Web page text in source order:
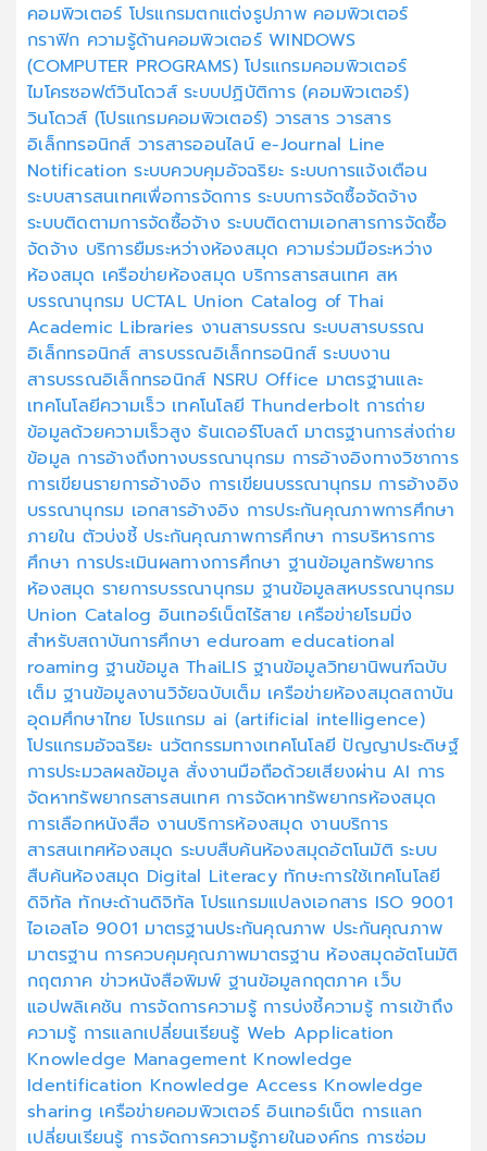
คอมพิวเตอร์ โปรแกรมตกแต่งรูปภาพ คอมพิวเตอร์
กราฟิก ความรู้ด้านคอมพิวเตอร์ WINDOWS
(COMPUTER PROGRAMS) โปรแกรมคอมพิวเตอร์
ไมโครซอฟต์วินโดวส์ ระบบปฏิบัติการ (คอมพิวเตอร์)
วินโดวส์ (โปรแกรมคอมพิวเตอร์) วารสารวารสาร
อิเล็กทรอนิกส์ วารสารออนไลน์ e-Journal Line
Notificationระบบควบคุมอัจฉริยะระบบการแจ้งเตือน
ระบบสารสนเทศเพื่อการจัดการ ระบบการจัดซื้อจัดจ้าง
ระบบติดตามการจัดซื้อจัาง ระบบติดตามเอกสารการจัดซื้อ
จัดจ้าง บริการยืมระหว่างห้องสมุด ความร่วมมือระหว่าง
ห้องสมุด เครือข่ายห้องสมุด บริการสารสนเทศ สห
บรรณานุกรม UCTAL Union Catalog of Thai
Academic Libraries งานสารบรรณ ระบบสารบรรณ
อิเล็กทรอนิกส์ สารบรรณอิเล็กทรอนิกส์ระบบงาน
สารบรรณอิเล็กทรอนิกส์ NSRU Office มาตรฐานและ
เทคโนโลยีความเร็ว เทคโนโลยี Thunderbolt การถ่าย
ข้อมูลด้วยความเร็วสูงธันเดอร์โบลต์ มาตรฐานการส่งถ่าย
ข้อมูล การอ้างถึงทางบรรณานุกรม การอ้างอิงทางวิชาการ
การเขียนรายการอ้างอิง การเขียนบรรณานุกรม การอ้างอิง
บรรณานุกรม เอกสารอ้างอิง การประกันคุณภาพการศึกษา
ภายใน ตัวบ่งชี้ ประกันคุณภาพการศึกษา การบริหารการ
ศึกษา การประเมินผลทางการศึกษา ฐานข้อมูลทรัพยากร
ห้องสมุด รายการบรรณานุกรม ฐานข้อมูลสหบรรณานุกรม
Union Catalog อินเทอร์เน็ตไร้สาย เครือข่ายโรมมิ่ง
สำหรับสถาบันการศึกษาeduroameducational
roaming ฐานข้อมูล ThaiLIS ฐานข้อมูลวิทยานิพนฑ์ฉบับ
เต็ม ฐานข้อมูลงานวิจัยฉบับเต็ม เครือข่ายห้องสมุดสถาบัน
อุดมศึกษาไทย โปรแกรม ai (artificial intelligence)
โปรแกรมอัจฉริยะ นวัตกรรมทางเทคโนโลยี ปัญญาประดิษฐ์
การประมวลผลข้อมูล สั่งงานมือถือด้วยเสียงผ่าน AI การ
จัดหาทรัพยากรสารสนเทศ การจัดหาทรัพยากรห้องสมุด
การเลือกหนังสืองานบริการห้องสมุด งานบริการ
สารสนเทศห้องสมุด ระบบสืบค้นห้องสมุดอัตโนมัติ ระบบ
สืบค้นห้องสมุด Digital Literacy ทักษะการใช้เทคโนโลยี
ดิจิทัล ทักษะด้านดิจิทัลโปรแกรมแปลงเอกสาร ISO 9001
ไอเอสโอ 9001 มาตรฐานประกันคุณภาพ ประกันคุณภาพ
มาตรฐาน การควบคุมคุณภาพมาตรฐาน ห้องสมุดอัตโนมัติ
กฤตภาค ข่าวหนังสือพิมพ์ ฐานข้อมูลกฤตภาค เว็บ
แอปพลิเคชัน การจัดการความรู้ การบ่งชี้ความรู้ การเข้าถึง
ความรู้ การแลกเปลี่ยนเรียนรู้ Web Application
Knowledge Management Knowledge
Identification Knowledge Access Knowledge
sharing เครือข่ายคอมพิวเตอร์อินเทอร์เน็ต การแลก
เปลี่ยนเรียนรู้ การจัดการความรู้ภายในองค์กร การซ่อม